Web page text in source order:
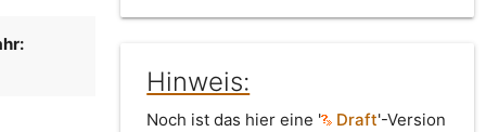
Hinweis:
Noch ist das hier eine ' Draft'-Version